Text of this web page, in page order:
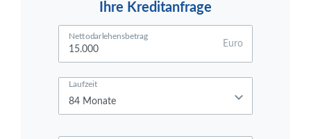
Ihre Kreditanfrage
Euro
Nettodarlehensbetrag
Laufzeit